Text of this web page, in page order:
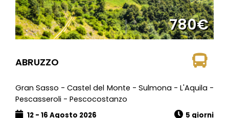
780€
ABRUZZO
Gran Sasso - Castel del Monte - Sulmona - L'Aquila -
Pescasseroli - Pescocostanzo
12 - 16 Agosto 2026 5 giorni